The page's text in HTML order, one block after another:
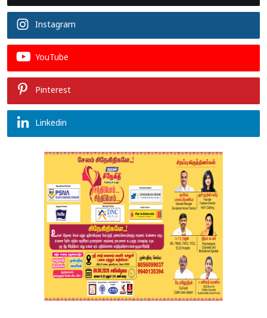
Instagram
YouTube
Pinterest
Linkedin